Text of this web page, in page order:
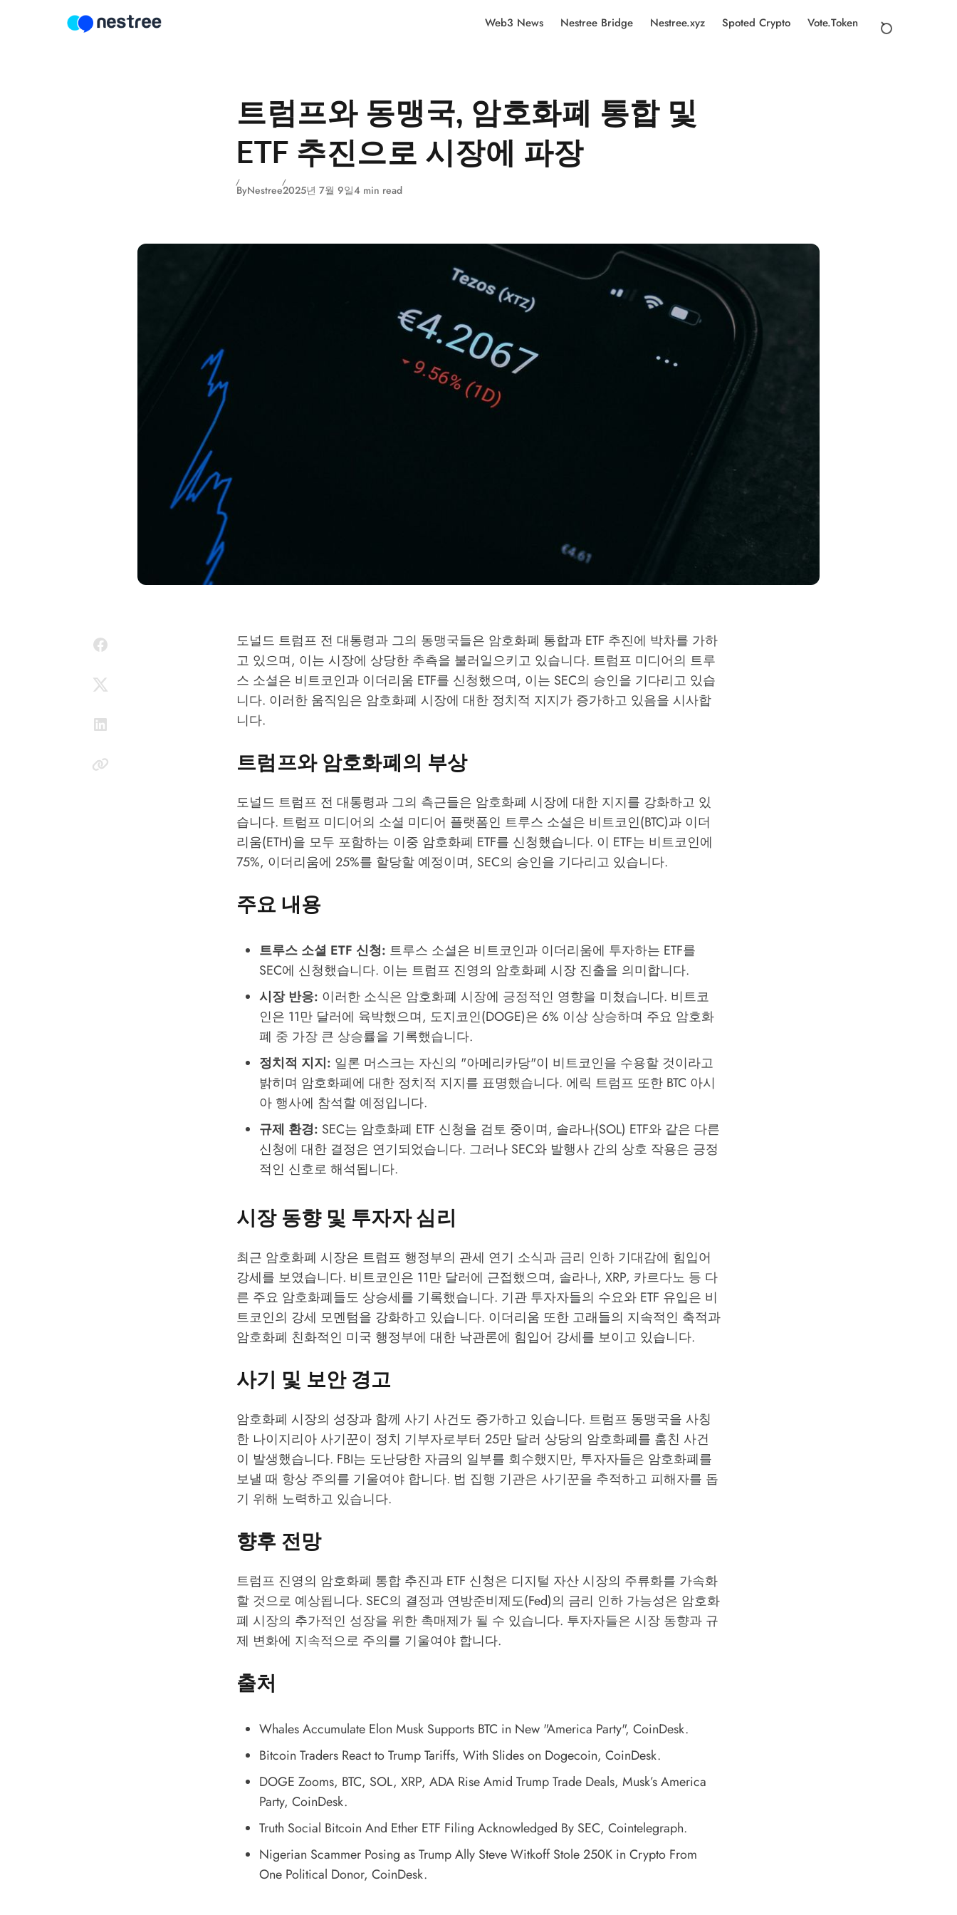
Web3 News Nestree Bridge Nestree.xyz Spoted Crypto Vote.Token
트럼프와 동맹국, 암호화폐 통합 및
ETF 추진으로 시장에 파장
ByNestree2025년 7월 9일4 min read
도널드 트럼프 전 대통령과 그의 동맹국들은 암호화폐 통합과 ETF 추진에 박차를 가하
고 있으며, 이는 시장에 상당한 추측을 불러일으키고 있습니다. 트럼프 미디어의 트루
스 소셜은 비트코인과 이더리움 ETF를 신청했으며, 이는 SEC의 승인을 기다리고 있습
니다. 이러한 움직임은 암호화폐 시장에 대한 정치적 지지가 증가하고 있음을 시사합
니다.
트럼프와 암호화폐의 부상
도널드 트럼프 전 대통령과 그의 측근들은 암호화폐 시장에 대한 지지를 강화하고 있
습니다. 트럼프 미디어의 소셜 미디어 플랫폼인 트루스 소셜은 비트코인(BTC)과 이더
리움(ETH)을 모두 포함하는 이중 암호화폐 ETF를 신청했습니다. 이 ETF는 비트코인에
75%, 이더리움에 25%를 할당할 예정이며, SEC의 승인을 기다리고 있습니다.
주요 내용
트루스 소셜 ETF 신청: 트루스 소셜은 비트코인과 이더리움에 투자하는 ETF를
SEC에 신청했습니다. 이는 트럼프 진영의 암호화폐 시장 진출을 의미합니다.
시장 반응: 이러한 소식은 암호화폐 시장에 긍정적인 영향을 미쳤습니다. 비트코
인은 11만 달러에 육박했으며, 도지코인(DOGE)은 6% 이상 상승하며 주요 암호화
폐 중 가장 큰 상승률을 기록했습니다.
정치적 지지: 일론 머스크는 자신의 "아메리카당"이 비트코인을 수용할 것이라고
밝히며 암호화폐에 대한 정치적 지지를 표명했습니다. 에릭 트럼프 또한 BTC 아시
아 행사에 참석할 예정입니다.
규제 환경: SEC는 암호화폐 ETF 신청을 검토 중이며, 솔라나(SOL) ETF와 같은 다른
신청에 대한 결정은 연기되었습니다. 그러나 SEC와 발행사 간의 상호 작용은 긍정
적인 신호로 해석됩니다.
시장 동향 및 투자자 심리
최근 암호화폐 시장은 트럼프 행정부의 관세 연기 소식과 금리 인하 기대감에 힘입어
강세를 보였습니다. 비트코인은 11만 달러에 근접했으며, 솔라나, XRP, 카르다노 등 다
른 주요 암호화폐들도 상승세를 기록했습니다. 기관 투자자들의 수요와 ETF 유입은 비
트코인의 강세 모멘텀을 강화하고 있습니다. 이더리움 또한 고래들의 지속적인 축적과
암호화폐 친화적인 미국 행정부에 대한 낙관론에 힘입어 강세를 보이고 있습니다.
사기 및 보안 경고
암호화폐 시장의 성장과 함께 사기 사건도 증가하고 있습니다. 트럼프 동맹국을 사칭
한 나이지리아 사기꾼이 정치 기부자로부터 25만 달러 상당의 암호화폐를 훔친 사건
이 발생했습니다. FBI는 도난당한 자금의 일부를 회수했지만, 투자자들은 암호화폐를
보낼 때 항상 주의를 기울여야 합니다. 법 집행 기관은 사기꾼을 추적하고 피해자를 돕
기 위해 노력하고 있습니다.
향후 전망
트럼프 진영의 암호화폐 통합 추진과 ETF 신청은 디지털 자산 시장의 주류화를 가속화
할 것으로 예상됩니다. SEC의 결정과 연방준비제도(Fed)의 금리 인하 가능성은 암호화
폐 시장의 추가적인 성장을 위한 촉매제가 될 수 있습니다. 투자자들은 시장 동향과 규
제 변화에 지속적으로 주의를 기울여야 합니다.
출처
Whales Accumulate Elon Musk Supports BTC in New "America Party", CoinDesk.
Bitcoin Traders React to Trump Tariffs, With Slides on Dogecoin, CoinDesk.
DOGE Zooms, BTC, SOL, XRP, ADA Rise Amid Trump Trade Deals, Musk’s America
Party, CoinDesk.
Truth Social Bitcoin And Ether ETF Filing Acknowledged By SEC, Cointelegraph.
Nigerian Scammer Posing as Trump Ally Steve Witkoff Stole 250K in Crypto From
One Political Donor, CoinDesk.